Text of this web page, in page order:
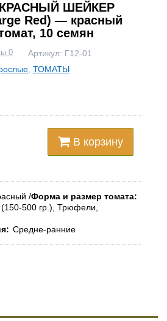
ШЕЙКЕР
Red) — красный
10 семян
0 Артикул: Г12-01
ТОМАТЫ
В корзину
Форма и размер томата
500 гр.), Трюфели,
Средне-ранние